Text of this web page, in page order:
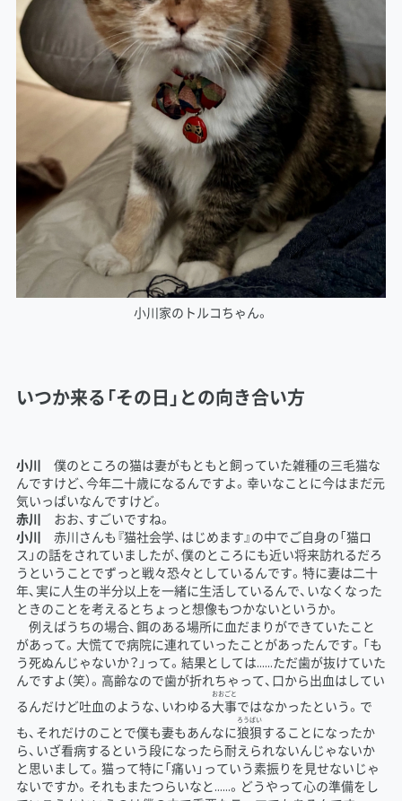
小川家のトルコちゃん。
いつか来る「その日」との向き合い方
小川 僕のところの猫は妻がもともと飼っていた雑種の三毛猫な
んですけど、今年二十歳になるんですよ。幸いなことに今はまだ元
気いっぱいなんですけど。
赤川 おお、すごいですね。
小川 赤川さんも『猫社会学、はじめます』の中でご自身の「猫ロ
ス」の話をされていましたが、僕のところにも近い将来訪れるだろ
うということでずっと戦々恐々としているんです。特に妻は二十
年、実に人生の半分以上を一緒に生活しているんで、いなくなった
ときのことを考えるとちょっと想像もつかないというか。
例えばうちの場合、餌のある場所に血だまりができていたこと
があって。大慌てで病院に連れていったことがあったんです。「も
う死ぬんじゃないか？」って。結果としては……ただ歯が抜けていた
んですよ（笑）。高齢なので歯が折れちゃって、口から出血はしてい
るんだけど吐血のような、いわゆる大事
おおごと
ではなかったという。で
も、それだけのことで僕も妻もあんなに狼
ろう
狽
ばい
することになったか
ら、いざ看病するという段になったら耐えられないんじゃないか
と思いまして。猫って特に「痛い」っていう素振りを見せないじゃ
ないですか。それもまたつらいなと……。どうやって心の準備をし